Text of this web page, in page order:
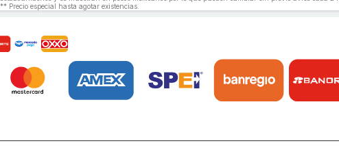
Precio especial hasta agotar existencias.